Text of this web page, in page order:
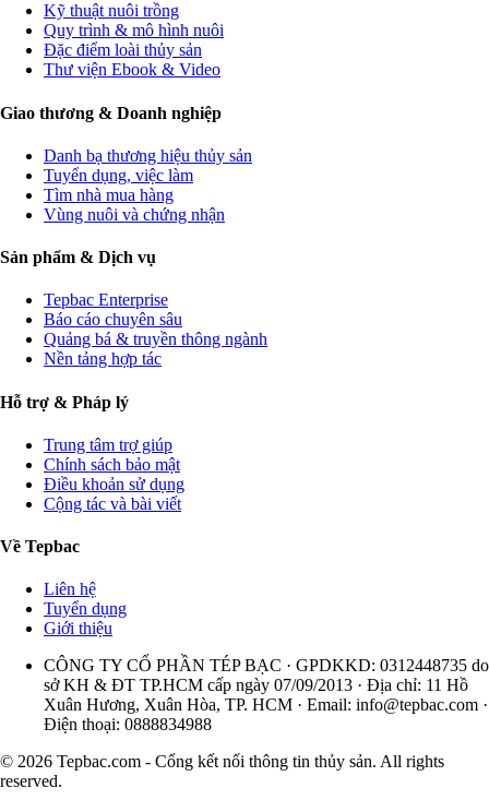
Kỹ thuật nuôi trồng
Quy trình & mô hình nuôi
Đặc điểm loài thủy sản
Thư viện Ebook & Video
Giao thương & Doanh nghiệp
Danh bạ thương hiệu thủy sản
Tuyển dụng, việc làm
Tìm nhà mua hàng
Vùng nuôi và chứng nhận
Sản phẩm & Dịch vụ
Tepbac Enterprise
Báo cáo chuyên sâu
Quảng bá & truyền thông ngành
Nền tảng hợp tác
Hỗ trợ & Pháp lý
Trung tâm trợ giúp
Chính sách bảo mật
Điều khoản sử dụng
Cộng tác và bài viết
Về Tepbac
Liên hệ
Tuyển dụng
Giới thiệu
CÔNG TY CỔ PHẦN TÉP BẠC · GPDKKD: 0312448735 do
sở KH & ĐT TP.HCM cấp ngày 07/09/2013 · Địa chỉ: 11 Hồ
Xuân Hương, Xuân Hòa, TP. HCM · Email: info@tepbac.com ·
Điện thoại: 0888834988
© 2026 Tepbac.com - Cổng kết nối thông tin thủy sản. All rights
reserved.